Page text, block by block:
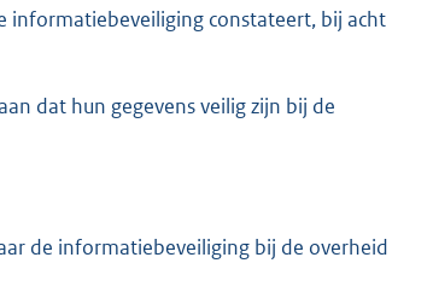
informatiebeveiliging constateert, bij acht
dat hun gegevens veilig zijn bij de
de informatiebeveiliging bij de overheid